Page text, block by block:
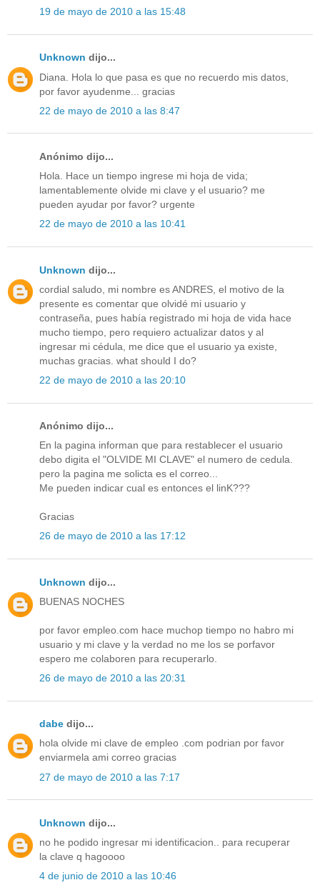
19 de mayo de 2010 a las 15:48
Unknown dijo...
Diana. Hola lo que pasa es que no recuerdo mis datos,
por favor ayudenme... gracias
22 de mayo de 2010 a las 8:47
Anónimo dijo...
Hola. Hace un tiempo ingrese mi hoja de vida;
lamentablemente olvide mi clave y el usuario? me
pueden ayudar por favor? urgente
22 de mayo de 2010 a las 10:41
Unknown dijo...
cordial saludo, mi nombre es ANDRES, el motivo de la
presente es comentar que olvidé mi usuario y
contraseña, pues había registrado mi hoja de vida hace
mucho tiempo, pero requiero actualizar datos y al
ingresar mi cédula, me dice que el usuario ya existe,
muchas gracias. what should I do?
22 de mayo de 2010 a las 20:10
Anónimo dijo...
En la pagina informan que para restablecer el usuario
debo digita el "OLVIDE MI CLAVE" el numero de cedula.
pero la pagina me solicta es el correo...
Me pueden indicar cual es entonces el linK???
Gracias
26 de mayo de 2010 a las 17:12
Unknown dijo...
BUENAS NOCHES
por favor empleo.com hace muchop tiempo no habro mi
usuario y mi clave y la verdad no me los se porfavor
espero me colaboren para recuperarlo.
26 de mayo de 2010 a las 20:31
dabe dijo...
hola olvide mi clave de empleo .com podrian por favor
enviarmela ami correo gracias
27 de mayo de 2010 a las 7:17
Unknown dijo...
no he podido ingresar mi identificacion.. para recuperar
la clave q hagoooo
4 de junio de 2010 a las 10:46